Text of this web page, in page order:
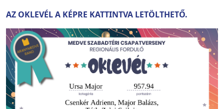
AZ OKLEVÉL A KÉPRE KATTINTVA LETÖLTHETŐ.